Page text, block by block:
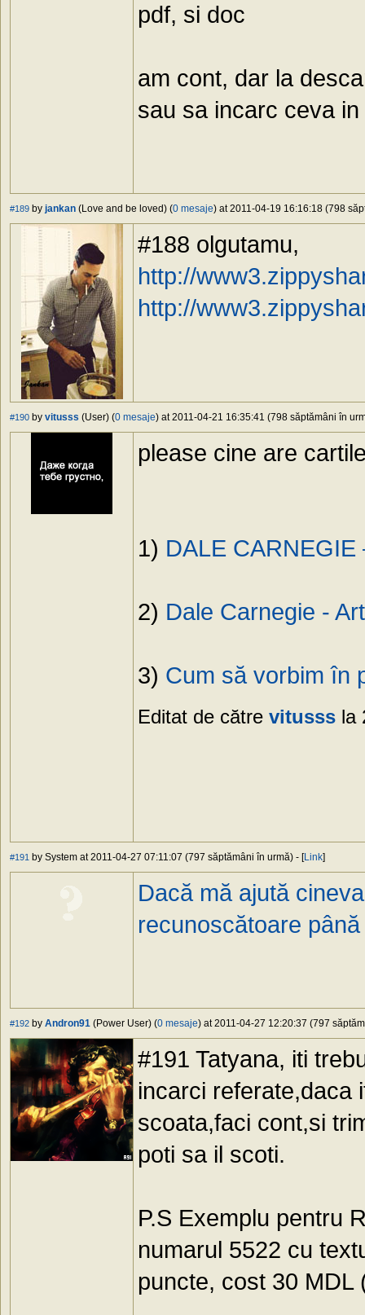
pdf, si doc
am cont, dar la
sau sa incarc ceva
#189 by jankan (Love and be loved) (0 mesaje) at 2011-04-19 16:16:18 (798
#188 olgutamu,
http://
http://
#190 by vitusss (User) (0 mesaje) at 2011-04-21 16:35:41 (798 săptămâni în
please cine are
1) DALE
2) Dale Carnegie -
3) Cum să vorbim în
Editat de către vitusss la
#191 by System at 2011-04-27 07:11:07 (797 săptămâni în urmă) - [Link]
Dacă mă ajută
recunoscătoare
#192 by Andron91 (Power User) (0 mesaje) at 2011-04-27 12:20:37 (797
#191 Tatyana, iti
incarci referate,daca
scoata,faci cont,si
poti sa il scoti.
P.S Exemplu pentru
numarul 5522 cu
puncte, cost 30 MDL